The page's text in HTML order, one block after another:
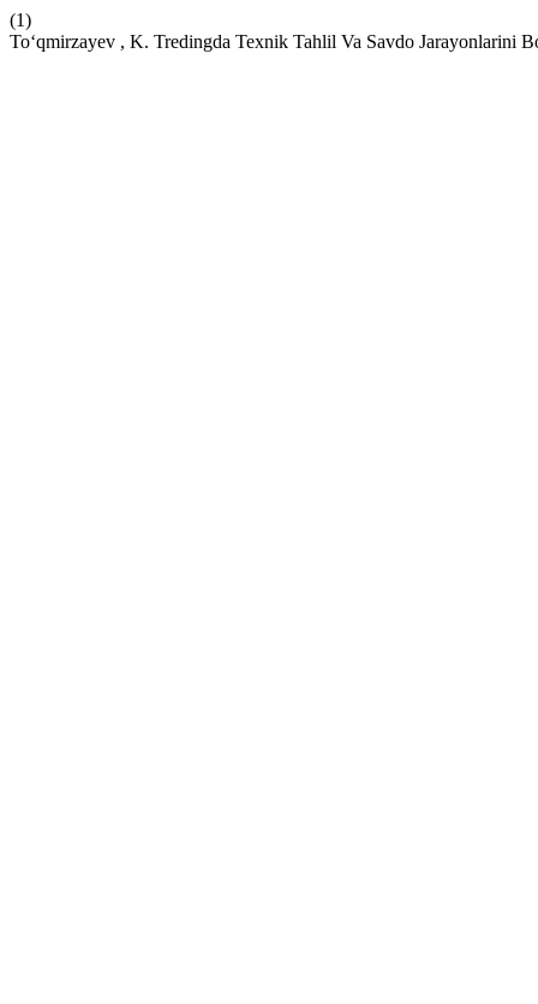
(1)
To‘qmirzayev , K. Tredingda Texnik Tahlil Va Savdo Jarayonlarini